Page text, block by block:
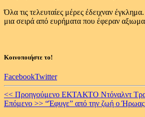
Όλα τις τελευταίες μέρες έδειχναν
μια σειρά από ευρήματα που έφεραν
Κοινοποιήστε το!
FacebookTwitter
Continue
Reading
<< Προηγούμενο ΕΚΤΑΚΤΟ Ντόναλντ
Επόμενο >> “Έφυγε” από την ζωή ο Ήρωας